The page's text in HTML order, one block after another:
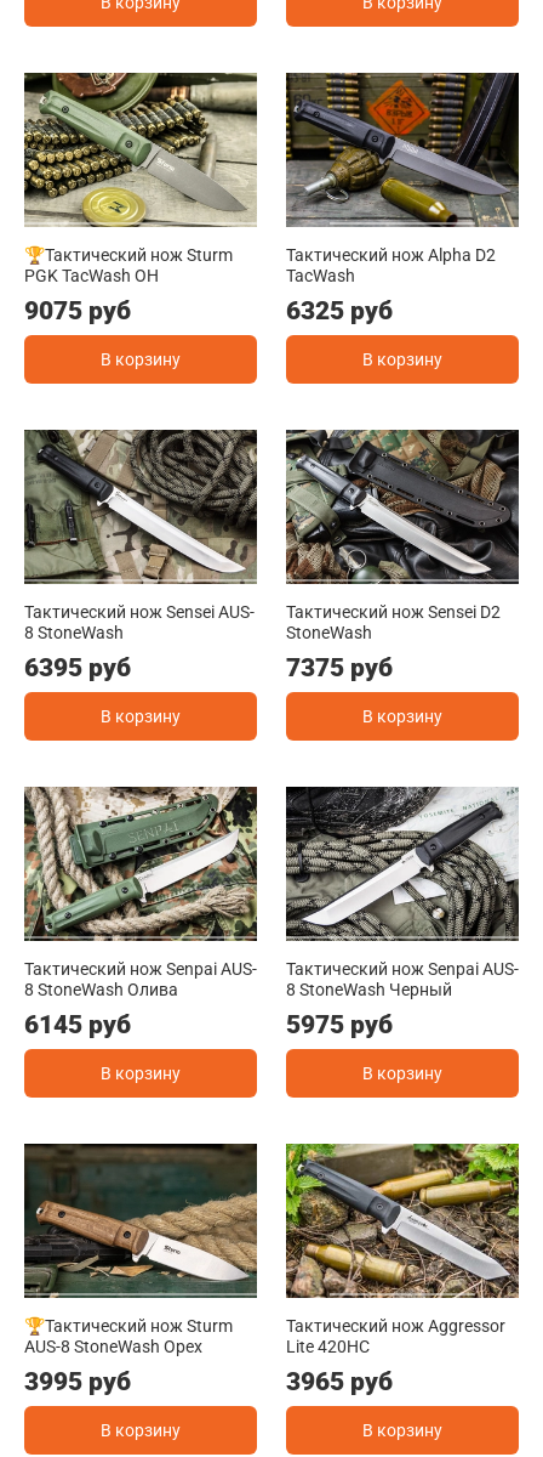
🏆Тактический нож Sturm
PGK TacWash OH
9075 руб
В корзину
Тактический нож Alpha D2
TacWash
6325 руб
В корзину
Тактический нож Sensei AUS-
8 StoneWash
6395 руб
В корзину
Тактический нож Sensei D2
StoneWash
7375 руб
В корзину
Тактический нож Senpai AUS-
8 StoneWash Олива
6145 руб
В корзину
Тактический нож Senpai AUS-
8 StoneWash Черный
5975 руб
В корзину
🏆Тактический нож Sturm
AUS-8 StoneWash Орех
3995 руб
В корзину
Тактический нож Aggressor
Lite 420HC
3965 руб
В корзину